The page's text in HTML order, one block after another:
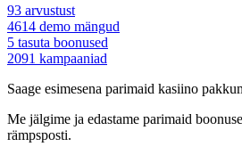
93 arvustust
4614 demo mängud
5 tasuta boonused
2091 kampaaniad
Saage esimesena parimaid kasiino
Me jälgime ja edastame parimaid
rämpsposti.